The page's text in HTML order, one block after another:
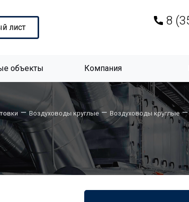
лист 8
объекты Компания
— Воздуховоды круглые — Воздуховоды круглые —